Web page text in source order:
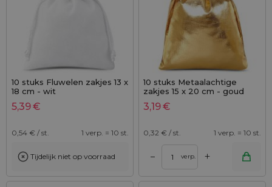
10 stuks Fluwelen zakjes 13 x
18 cm - wit
5,39€
0,54 € / st. 1 verp. = 10 st.
Tijdelijk niet op voorraad
10 stuks Metaalachtige
zakjes 15 x 20 cm - goud
metallic
3,19€
0,32 € / st. 1 verp. = 10 st.
– verp. +